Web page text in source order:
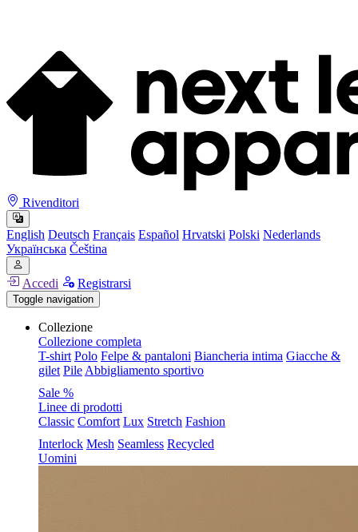
Rivenditori
English Deutsch Français Español Hrvatski Polski Nederlands
Українська Čeština
Accedi Registrarsi
Toggle navigation
Collezione
Collezione completa
T-shirt Polo Felpe & pantaloni Biancheria intima Giacche &
gilet Pile Abbigliamento sportivo
Sale %
Linee di prodotti
Classic Comfort Lux Stretch Fashion
Interlock Mesh Seamless Recycled
Uomini